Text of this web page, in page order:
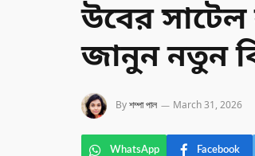
উবের সাটেল
জানুন নতুন
Byশম্পা পাল March 31, 2026
WhatsApp Facebook